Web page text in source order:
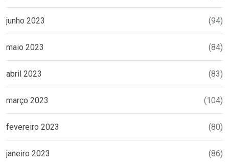
junho 2023 (94)
maio 2023 (84)
abril 2023 (83)
março 2023 (104)
fevereiro 2023 (80)
janeiro 2023 (86)